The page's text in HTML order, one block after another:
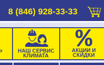
8 (846) 928-33-33
НАШ СЕРВИС
КЛИМАТА
АКЦИИ И
СКИДКИ